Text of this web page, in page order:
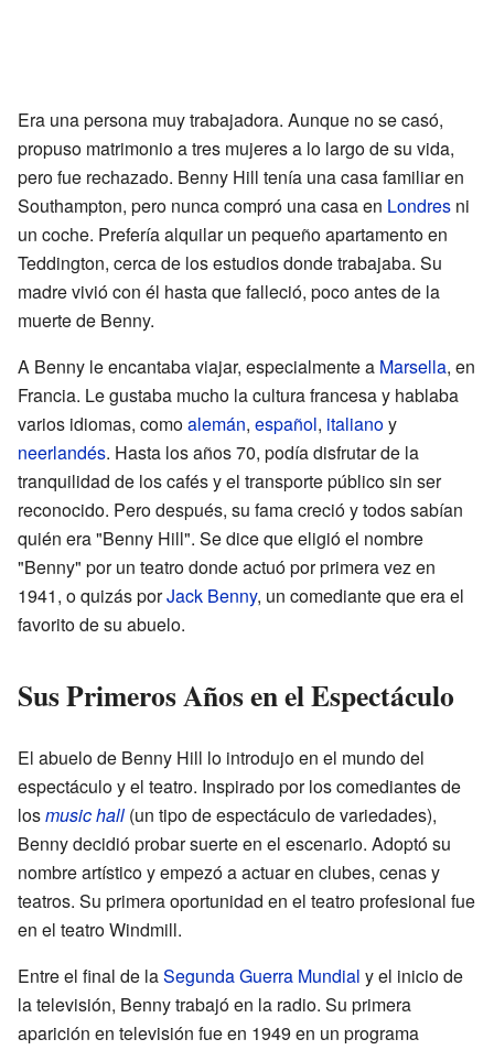
Era una persona muy trabajadora. Aunque no se casó,
propuso matrimonio a tres mujeres a lo largo de su vida,
pero fue rechazado. Benny Hill tenía una casa familiar en
Southampton, pero nunca compró una casa en Londres ni
un coche. Prefería alquilar un pequeño apartamento en
Teddington, cerca de los estudios donde trabajaba. Su
madre vivió con él hasta que falleció, poco antes de la
muerte de Benny.
A Benny le encantaba viajar, especialmente a Marsella, en
Francia. Le gustaba mucho la cultura francesa y hablaba
varios idiomas, comoalemán, español, italianoy
neerlandés. Hasta los años 70, podía disfrutar de la
tranquilidad de los cafés y el transporte público sin ser
reconocido. Pero después, su fama creció y todos sabían
quién era "Benny Hill". Se dice que eligió el nombre
"Benny" por un teatro donde actuó por primera vez en
1941, o quizás porJack Benny, un comediante que era el
favorito de su abuelo.
Sus Primeros Años en el Espectáculo
El abuelo de Benny Hill lo introdujo en el mundo del
espectáculo y el teatro. Inspirado por los comediantes de
losmusic hall (un tipo de espectáculo de variedades),
Benny decidió probar suerte en el escenario. Adoptó su
nombre artístico y empezó a actuar en clubes, cenas y
teatros. Su primera oportunidad en el teatro profesional fue
en el teatro Windmill.
Entre el final de laSegunda Guerra Mundial y el inicio de
la televisión, Benny trabajó en la radio. Su primera
aparición en televisión fue en 1949 en un programa